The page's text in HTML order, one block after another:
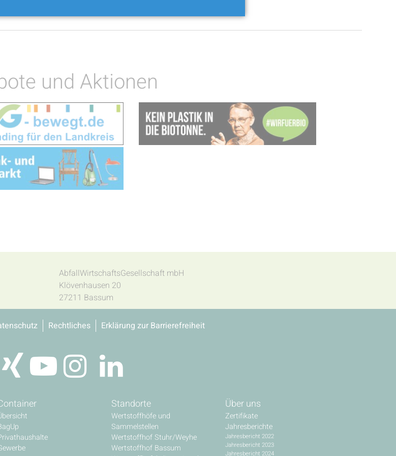
und Aktionen
AbfallWirtschaftsGesellschaft mbH
Klövenhausen 20
27211 Bassum
Rechtliches Erklärung zur Barrierefreiheit
Standorte
Wertstoffhöfe und
Sammelstellen
Wertstoffhof Stuhr/Weyhe
Wertstoffhof Bassum
Über uns
Zertifikate
Jahresberichte
Jahresbericht 2022
Jahresbericht 2023
Jahresbericht 2024